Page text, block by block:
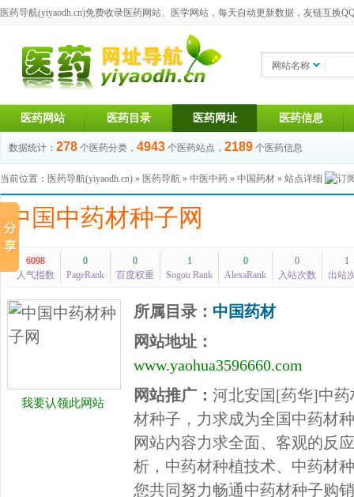
医药导航(yiyaodh.cn)免费收录医药网站、医学网站，每天自动更新数据，友链互换
网站名称
医药网站 医药目录 医药网址 医药信息
数据统计： 278 个医药分类， 4943 个医药站点， 2189 个医药信息
当前位置： 医药导航(yiyaodh.cn) » 医药导航 » 中医中药 » 中国药材 » 站点详细
中国中药材种子网
6098
人气指数
0
PageRank
0
百度权重
1
Sogou Rank
0
AlexaRank
0
入站次数
1
出站
我要认领此网站
所属目录： 中国药材
网站地址：
www.yaohua3596660.com
网站推广： 河北安国[药华]中
材种子，力求成为全国中药材
网站内容力求全面、客观的反
析，中药材种植技术、中药材
您共同努力畅通中药材种子购